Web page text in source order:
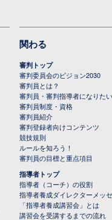
関わる
審判トップ
審判委員会のビジョン2030
審判員とは？
審判員・審判指導者になりたい
審判員制度・資格
審判員紹介
審判登録者向けコンテンツ
競技規則
ルールを知ろう！
審判員の目標と重点項目
指導者トップ
指導者（コーチ）の役割
指導者養成ダイレクターメッ
「指導者養成講習会」とは
講習会を受講するまでの流れ